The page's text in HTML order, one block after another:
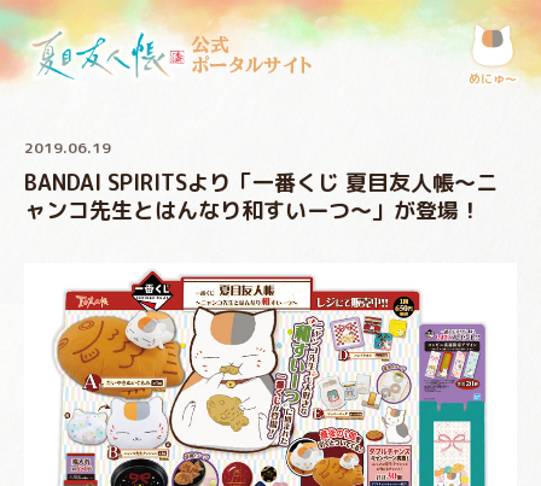
公式
ポータルサイト
めにゅ〜
2019.06.19
BANDAI SPIRITSより「一番くじ 夏目友人帳～ニ
ャンコ先生とはんなり和すいーつ～」が登場！